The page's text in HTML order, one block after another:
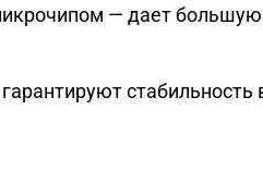
— дает большую
стабильность